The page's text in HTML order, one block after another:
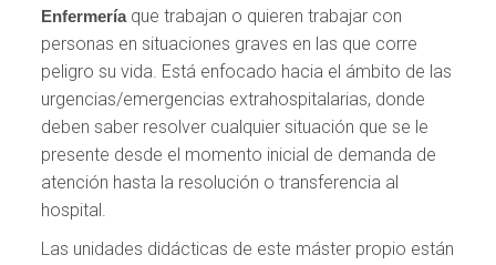
Enfermeríaque trabajan o quieren trabajar con
personas en situaciones graves en las que corre
peligro su vida. Está enfocado hacia el ámbito de las
urgencias/emergencias extrahospitalarias, donde
deben saber resolver cualquier situación que se le
presente desde el momento inicial de demanda de
atención hasta la resolución o transferencia al
hospital.
Las unidades didácticas de este máster propio están